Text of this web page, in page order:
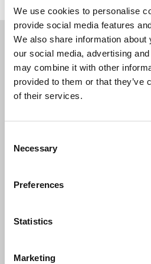
We use cookies to personalise
provide social media features
We also share information
our social media, advertising
may combine it with other
provided to them or that they’ve
of their services.
Necessary
Preferences
Statistics
Marketing
Voyages gratuits et
tramway, de trolleybus, de
train de banlieue HÉV, les